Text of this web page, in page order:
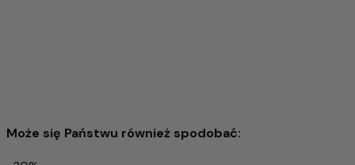
Może się Państwu również spodobać: